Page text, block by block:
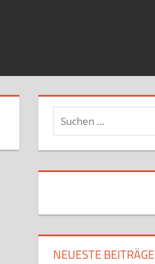
Suchen
nach:
NEUESTE BEITRÄGE